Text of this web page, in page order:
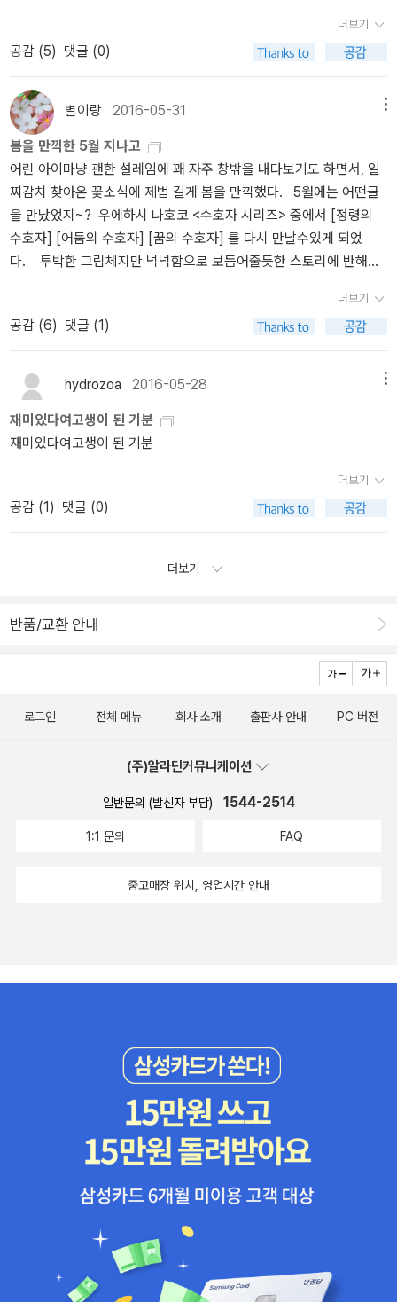
이야기해주시곤 한다. 이 수의사분이 예전에 인터넷에 떠돌던 그 수
의사분인지 모르겠다만,(아님), 고양이가 간혹 집사를 정해 눌러 앉는
제 직업은 수의사입니다. 했던 것. 예판으로 선물 받아 엊그제 도착했
다. 템프테이션 샘플, 아니고, 본품이랑 같이 온다. ㅎㅎ 고양이 키우
시는 분들은 다 아시죠? 템프테이션. 말로랑 리처가 좋아합니다. 감사
합니다. <그 남자의 고양이> <그 여자의 고양이>도 나오는 걸까? 내
가 좋아하는 작가나 유명인들이 고양이와 함께 하는 사진들 보면 닥
저하고, 기분 좋아진다. 책소개에 '무라카미 하루키부터 TS 엘리엇,
칼 라거펠트에 이르기까지 고양이를 사랑했던 남자들에겐 뭔가 특별
한 것이 있다.' 고 나와있는 걸 보니,흐음.. 싶은 것. '캣맨이란 무엇인
는 말인지 뭔지 모르겠지만, 뭔가 핍박받고 고생스러운 캣맘들 생각
나서 재수 없고, 영 별로네. 그림들은 아름답다. 욕심 난다. 무라카미
하루키 얘기가 나와서 .. 어제 무라카미 하루키 얘기도 했다. 무라카미
하루키가 어디서 그랬어요. '결혼이란 항상 좋지는 않지만, 좋을 때는
아주 좋습니다' 라고 뭐 이 비슷한 이야기였다. 내가 먼저 얘기 꺼내
고, 괜히 내가 뿔퉁나서, 하긴, 하루키가 안 좋을 일이 뭐가 있겠어요.
데뷔작부터 빵 터졌지요, 달리기도 꾸준히 하지요, 고양이, 고양이도
항상 좋을 수는 없겠지만, 좋을 때는 아주 좋은 거. 혼자인 것이 좋지
만, 혼자서 '좋을 때는 아주 좋은 것'의 단계까지 가기는 힘들다. 이런
예쁘고 재미있을 것 같은 책들을 장바구니에 담아두었고, 시인들의
읽어달라고 조를 때 까지만 해도 시를 좋아하지 않았었다. 어느 순간
에 시인 이름 검색해보거나 안전하게 여자 시인들 것 사야 하지만) 당
겠지만. 책을 살펴보니, 반 이상 갖고 있고 또 반은 그닥 관심이 없는
책이고. 내 취향이 아닌 책의 표지는 셜록을 사는 걸 망설이게 하고 있
고. 미스테리아는 다 있고. - 앗, 아니. 중간에 한번 늦게 산다고 하다
가 잊어버리고 빼먹은 것 같은데 집에 가서 찾아볼까?아니, 그래도 애
초에. 포스터가 필요한가? 내게? 여전히 여러 책들이 나오고
있지만 지금은 책을 꺼내어 넘겨줄 생각만 가득하다. 책을 기증한다
고는 했지만 골라내려고 하니 그것도 쉽지가 않고. 최신간의 인기 도
서도 포함되어 있지만 옛 책도 많아서 - 그래도 한번쯤 추천해보고 싶
은 책들도 많아 - 삼사십권을 쌓아뒀다. 그리 많은 것 같지 않아 어쩌
나, 싶었는데 의외로. 삼사십권. 아주 많다고 하네. 아, 그러고보니 내
가 책을 세는 수량의 차이. 최신간을 이야기하는 차이를 좀 알아야할
없는 책이 되어버리는데 사실 올 해 나온 책이라면 아직까지는 신간
다. 아침에 '하우스 오브 픽션'의 출간 알림을 받고 이 책과 화서의 꿈
을 주문해야지, 하고 들어왔는데 엉뚱한 이야기만 늘어놓다가 나갈
더보기
공감 (5) 댓글 (0)
별이랑 2016-05-31
봄을 만끽한 5월 지나고
어린 아이마냥 괜한 설레임에 꽤 자주 창밖을 내다보기도 하면서, 일
찌감치 찾아온 꽃소식에 제법 길게 봄을 만끽했다. 5월에는 어떤글
을 만났었지~? 우에하시 나호코 <수호자 시리즈> 중에서 [정령의
수호자] [어둠의 수호자] [꿈의 수호자] 를 다시 만날수있게 되었
다. 투박한 그림체지만 넉넉함으로 보듬어줄듯한 스토리에 반해서
본 글은 절판이라 아쉬웠었는데 이번에는 놓치지않고 데려오기~ 선
지[용의 나라]전작이 [정의 각인]이란 단하나의 정보와 평범한 인간
이 용과 계약해서 뭔가 일이 생길거란 짧은 소개글만으로 덜컥 구
매. [타임 트래블러 2부 얼굴 없는 미인도] 윤소리.솔직히 입이 거친
여주 별로인데... 1부를 구매했으니, 시리즈 다 읽어주겠어라는 마음
으로 구매~ [나는 한편의 극을 보았다] 전유정처음 들어보는 작가에,
[우로]관련 꺼려지는 곳에서 나온 글이라 구매의사 없어서 예약기간
바로 풀리고, 감정소비 없이 재미있게 잘 읽었다. 정유정
[종의 기원]닭이 먼저냐 알이 먼저냐를 논하는 것처럼 어려운 과제.
인간의 내면에 잠들어 있는 ' 악 '을 깨운 것일까, 하얀 도화지 위에 어
이상해진 사회를 탓하기는 쉽겠지, 그러나 내 자신도 그속에 포함된
사라지고 배려라는 단어가 머릿속에서 희미해져가고 있는 건 아닌지
가 많은 글이였다.http://blog.aladin.co.kr/777888186/850677
학생 하루카(외지인)와 어리기 때문에 오히려 더 개방적인듯 보여주
희미하게 떠오르는 순간들이 두려운 초등학생 사토루의 일상이 어긋
난 나무 계단처럼 조금씩 작은 소음을 일으키는 스토리.감정적으로
을 감추려고 그 속에 동화 되려 하지만 묘한 경계심에 어울림 조차 쉽
소드가 추가되면서 살짝 보이는 이 아이들의 본바탕에 ' 왠 내숭~' 이
러면서 읽고있는 나를 발견. 과연 녹록하지 않은 이들이 '소시민' 속
한대로 '소시민'의 생활에 만족할까? 오사나이 스스로도 알고있듯
집념과 오기가 있는데, 가능할려나~ 거봐요~ 아무리 억누르려해도
본성은 저절로 흘러나오는 걸~ [오만과 편견]제인 오스틴 [자
기만의 방]버지니아 울프 [폭풍의 언덕]에밀리 브론테민음사에서
콜라보 에디션으로 내놓은 여성작가 3인방의 고전. 말이 필요없는
스테디셀러지만, 약간의 변화로 소장욕을 자극.[자기만의 방]은 익히
들어봤지만 미쳐 넘겨보지 못한 글인데 이번에 내꺼로~ 무라카미
하루키 [또하나의 재즈 에세이]작가 이름은 보지도 않고, 누군가의 재
더보기
공감 (6) 댓글 (1)
hydrozoa 2016-05-28
재미있다여고생이 된 기분
재미있다여고생이 된 기분
더보기
공감 (1 ) 댓글 (0)
더보기
반품/교환 안내
로그인 전체 메뉴 회사 소개 출판사 안내 PC 버전
(주)알라딘커뮤니케이션
일반문의 (발신자 부담) 1544-2514
1:1 문의 FAQ
중고매장 위치, 영업시간 안내